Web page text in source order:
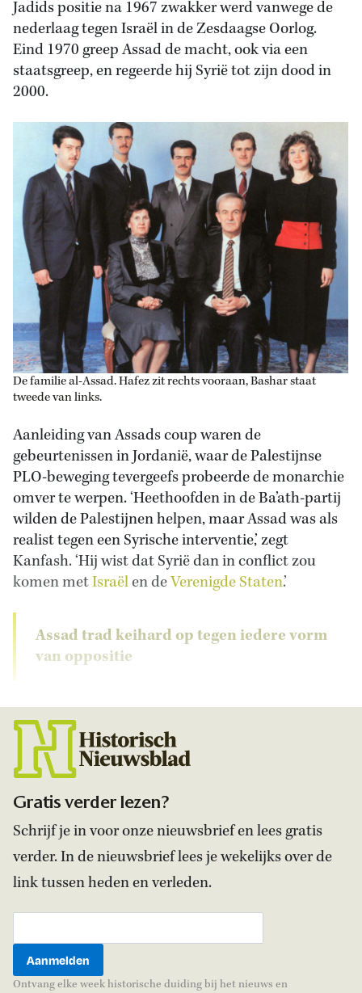
Jadids positie na 1967 zwakker werd vanwege de
nederlaag tegen Israël in de Zesdaagse Oorlog.
Eind 1970 greep Assad de macht, ook via een
staatsgreep, en regeerde hij Syrië tot zijn dood in
2000.
De familie al-Assad. Hafez zit rechts vooraan, Bashar staat
tweede van links.
Aanleiding van Assads coup waren de
gebeurtenissen in Jordanië, waar de Palestijnse
PLO-beweging tevergeefs probeerde de monarchie
omver te werpen. ‘Heethoofden in de Ba’ath-partij
wilden de Palestijnen helpen, maar Assad was als
realist tegen een Syrische interventie,’ zegt
Kanfash. ‘Hij wist dat Syrië dan in conflict zou
komen metIsraëlen deVerenigde Staten.’
Assad trad keihard op tegen iedere vorm
van oppositie
Gratis verder lezen?
Schrijf je in voor onze nieuwsbrief en lees gratis
verder. In de nieuwsbrief lees je wekelijks over de
link tussen heden en verleden.
Ontvang elke week historische duiding bij het nieuws en